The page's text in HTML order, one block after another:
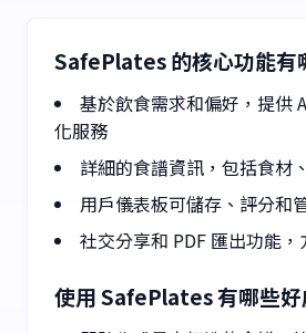
SafePlates 的核心功能有
基於飲食需求和偏好，提供
化服務
詳細的食譜資訊，包括食材
用戶儀表板可儲存、評分和
社交分享和 PDF 匯出功能
使用 SafePlates 有哪些好